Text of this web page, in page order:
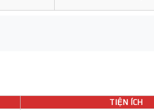
TIỆN ÍCH